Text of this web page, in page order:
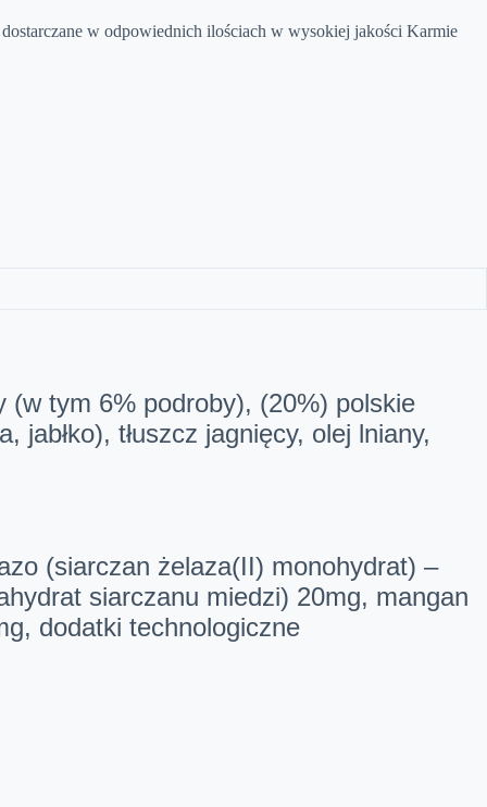
w odpowiednich ilościach w wysokiej jakości Karmie
tym 6% podroby), (20%) polskie
tłuszcz jagnięcy, olej lniany,
(siarczan żelaza(II) monohydrat) –
siarczanu miedzi) 20mg, mangan
dodatki technologiczne